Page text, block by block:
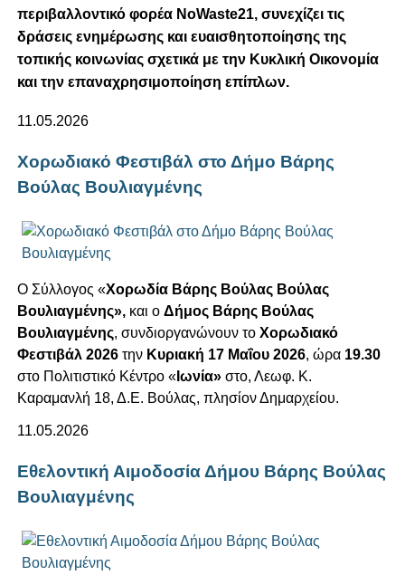
περιβαλλοντικό φορέα NoWaste21, συνεχίζει τις
δράσεις ενημέρωσης και ευαισθητοποίησης της
τοπικής κοινωνίας σχετικά με την Κυκλική Οικονομία
και την επαναχρησιμοποίηση επίπλων.
11.05.2026
Χορωδιακό Φεστιβάλ στο Δήμο Βάρης
Βούλας Βουλιαγμένης
Ο Σύλλογος «Χορωδία Βάρης Βούλας Βούλας
Βουλιαγμένης», και οΔήμος Βάρης Βούλας
Βουλιαγμένης, συνδιοργανώνουν τοΧορωδιακό
Φεστιβάλ 2026την Κυριακή 17 Μαΐου 2026, ώρα 19.30
στο Πολιτιστικό Κέντρο « Ιωνία» στο, Λεωφ. Κ.
Καραμανλή 18, Δ.Ε. Βούλας, πλησίον Δημαρχείου.
11.05.2026
Εθελοντική Αιμοδοσία Δήμου Βάρης Βούλας
Βουλιαγμένης